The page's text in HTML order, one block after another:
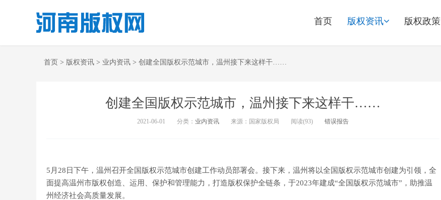
首页 版权资讯 版权政策
首页 > 版权资讯 > 业内资讯 > 创建全国版权示范城市，温州接下来这样干……
创建全国版权示范城市，温州接下来这样干……
2021-06-01 分类： 业内资讯 来源：国家版权局 阅读(93) 错误报告
5月28日下午，温州召开全国版权示范城市创建工作动员部署会。接下来，温州将以全国版权示范城市创建为引领，全
面提高温州市版权创造、运用、保护和管理能力，打造版权保护全链条，于2023年建成“全国版权示范城市”，助推温
州经济社会高质量发展。